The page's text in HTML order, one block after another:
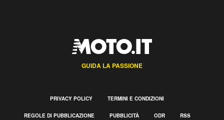
GUIDA LA PASSIONE
PRIVACY POLICY TERMINI E CONDIZIONI
REGOLE DI PUBBLICAZIONE PUBBLICITÀ ODR RSS